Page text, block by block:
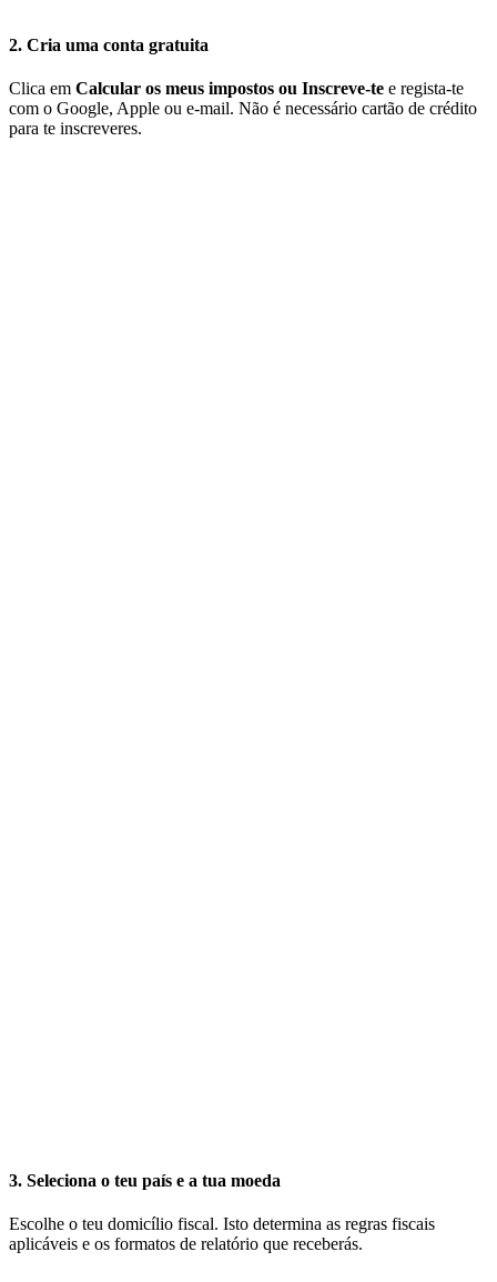
2. Cria uma conta gratuita
Clica em Calcular os meus impostos ou Inscreve-te e regista-te
com o Google, Apple ou e-mail. Não é necessário cartão de crédito
para te inscreveres.
3. Seleciona o teu país e a tua moeda
Escolhe o teu domicílio fiscal. Isto determina as regras fiscais
aplicáveis e os formatos de relatório que receberás.